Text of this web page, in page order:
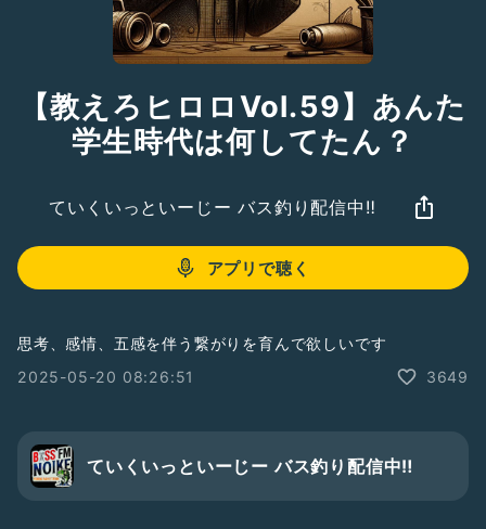
【教えろヒロロVol.59】あんた
学生時代は何してたん？
ていくいっといーじー バス釣り配信中‼️
アプリで聴く
思考、感情、五感を伴う繋がりを育んで欲しいです
2025-05-20 08:26:51
3649
ていくいっといーじー バス釣り配信中‼️